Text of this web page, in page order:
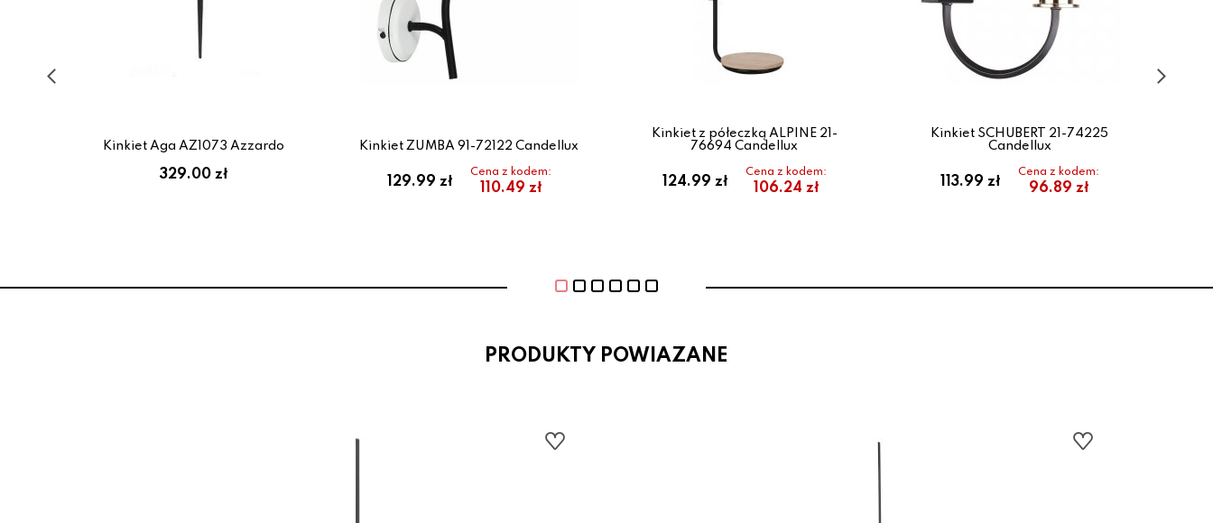
Kinkiet Aga AZ1073 Azzardo
329.00 zł
Kinkiet ZUMBA 91-72122 Candellux
129.99 zł
Cena z kodem:
110.49 zł
Kinkiet z półeczką ALPINE 21-
76694 Candellux
124.99 zł
Cena z kodem:
106.24 zł
Kinkiet SCHUBERT 21-74225
Candellux
113.99 zł
Cena z kodem:
96.89 zł
PRODUKTY POWIAZANE